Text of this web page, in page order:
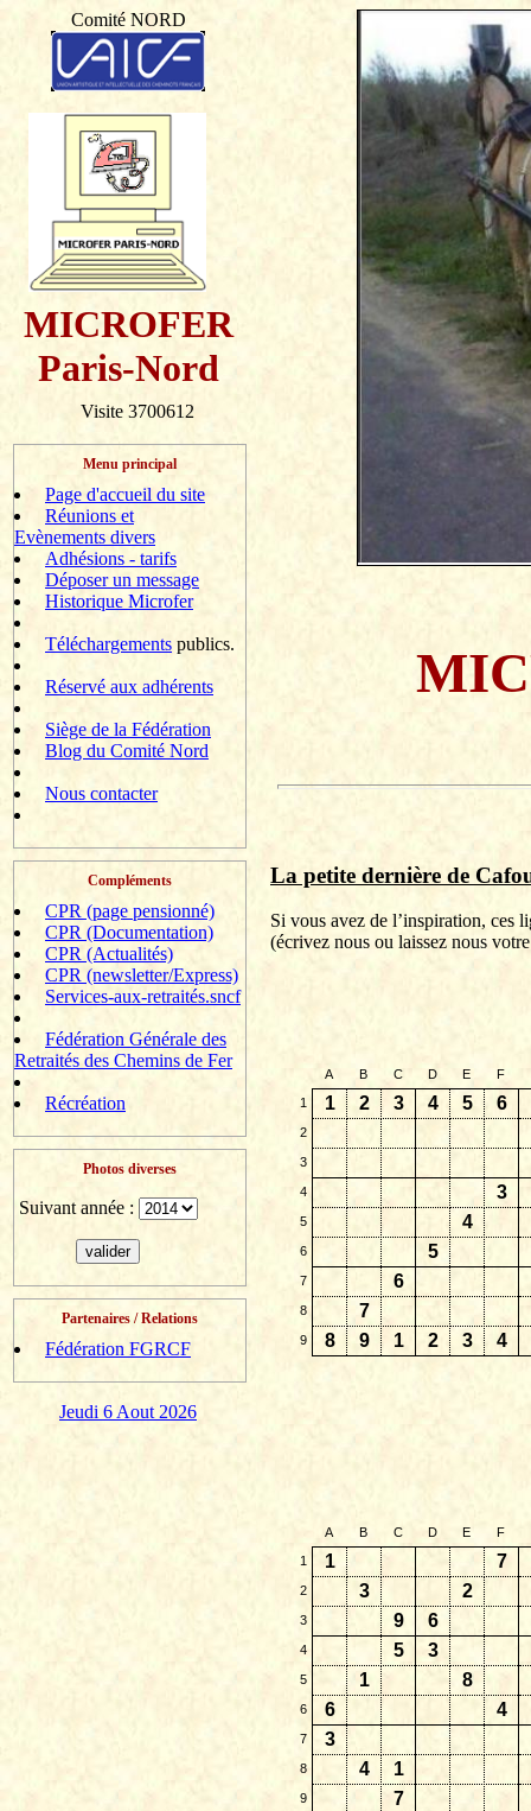
Comité NORD
MICROFER
Paris-Nord
Visite 3700612
Menu principal
Page d'accueil du site
Réunions et
Evènements divers
Adhésions - tarifs
Déposer un message
Historique Microfer
Téléchargements publics.
Réservé aux adhérents
Siège de la Fédération
Blog du Comité Nord
Nous contacter
Compléments
CPR (page pensionné)
CPR (Documentation)
CPR (Actualités)
CPR (newsletter/Express)
Services-aux-retraités.sncf
Fédération Générale des
Retraités des Chemins de Fer
Récréation
Photos diverses
Suivant année :
Partenaires / Relations
Fédération FGRCF
Jeudi 6 Aout 2026
La petite dernière de
Si vous avez de l’inspiration, ces
(écrivez nous ou laissez nous
A B C D E F
1
1 2 3 4 5 6
2
3
4 3
5 4
6 5
7 6
8 7
9 8 9 1 2 3 4
A B C D E F
1
1 7
2 3 2
3 9 6
4 5 3
5 1 8
6 6 4
7 3
8 4 1
9 7